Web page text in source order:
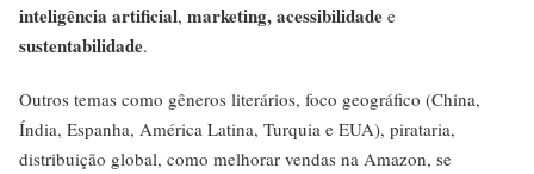
inteligência artificial, marketing,acessibilidade e
sustentabilidade.
Outros temas como gêneros literários, foco geográfico (China,
Índia, Espanha, América Latina, Turquia e EUA), pirataria,
distribuição global, como melhorar vendas na Amazon, se